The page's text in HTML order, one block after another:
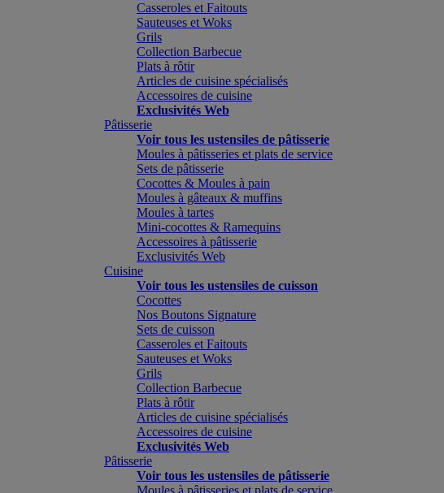
Casseroles et Faitouts
Sauteuses et Woks
Grils
Collection Barbecue
Plats à rôtir
Articles de cuisine spécialisés
Accessoires de cuisine
Exclusivités Web
Pâtisserie
Voir tous les ustensiles de pâtisserie
Moules à pâtisseries et plats de service
Sets de pâtisserie
Cocottes & Moules à pain
Moules à gâteaux & muffins
Moules à tartes
Mini-cocottes & Ramequins
Accessoires à pâtisserie
Exclusivités Web
Cuisine
Voir tous les ustensiles de cuisson
Cocottes
Nos Boutons Signature
Sets de cuisson
Casseroles et Faitouts
Sauteuses et Woks
Grils
Collection Barbecue
Plats à rôtir
Articles de cuisine spécialisés
Accessoires de cuisine
Exclusivités Web
Pâtisserie
Voir tous les ustensiles de pâtisserie
Moules à pâtisseries et plats de service